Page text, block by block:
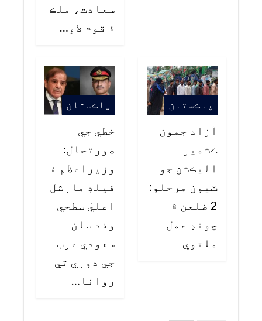
سعادت، ملڪ
۽ قوم لاءِ…
پاڪستان
آزاد جمون
ڪشمير
اليڪشن جو
ٽيون مرحلو:
2 ضلعن ۾
چونڊ عمل
ملتوي
پاڪستان
خطي جي
صورتحال:
وزيراعظم ۽
فيلڊ مارشل
اعليٰ سطحي
وفد سان
سعودي عرب
جي دوري تي
روانا…